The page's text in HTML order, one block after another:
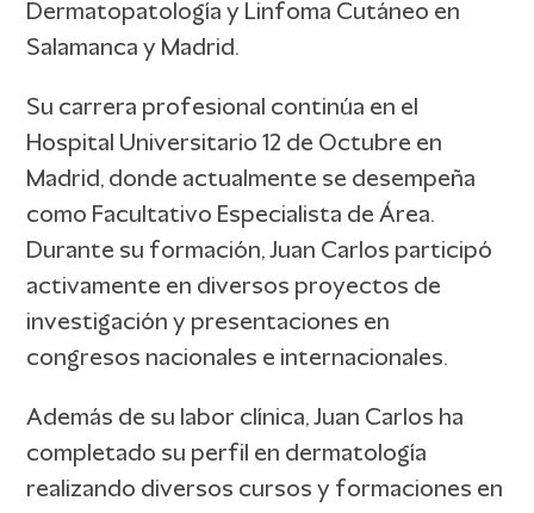
Dermatopatología y Linfoma Cutáneo en
Salamanca y Madrid.
Su carrera profesional continúa en el
Hospital Universitario 12 de Octubre en
Madrid, donde actualmente se desempeña
como Facultativo Especialista de Área.
Durante su formación, Juan Carlos participó
activamente en diversos proyectos de
investigación y presentaciones en
congresos nacionales e internacionales.
Además de su labor clínica, Juan Carlos ha
completado su perfil en dermatología
realizando diversos cursos y formaciones en